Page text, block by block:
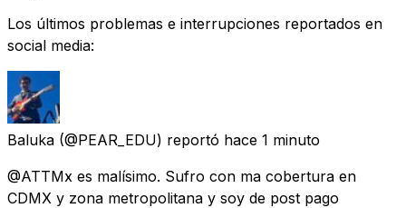
Los últimos problemas e interrupciones reportados en
social media:
Baluka (@PEAR_EDU) reportó hace 1 minuto
@ATTMx es malísimo. Sufro con ma cobertura en
CDMX y zona metropolitana y soy de post pago